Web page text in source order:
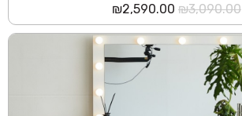
₪3,090.00
המחיר
המקורי
היה:
₪3,090.00.
₪2,590.00
הנוכחי
הוא:
₪2,590.00.